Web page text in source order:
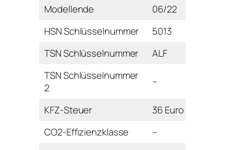
Modellende
06/22
HSN Schlüsselnummer
5013
TSN Schlüsselnummer
ALF
TSN Schlüsselnummer
2
–
KFZ-Steuer
36 Euro
CO2-Effizienzklasse
–